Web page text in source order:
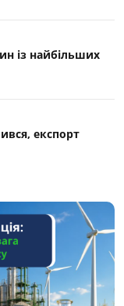
із найбільших
експорт